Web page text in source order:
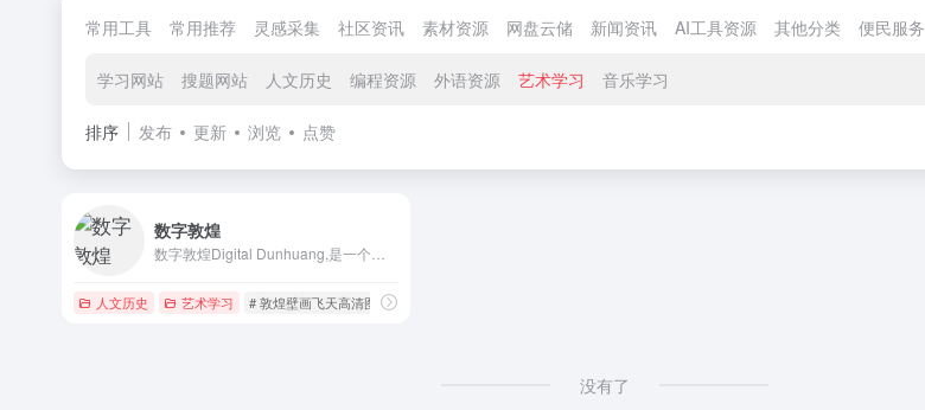
常用工具 常用推荐 灵感采集 社区资讯 素材资源 网盘云储 新闻资讯 AI工具资源 其他分类 便民服务
学习网站 搜题网站 人文历史 编程资源 外语资源 艺术学习 音乐学习
排序 发布 更新 浏览 点赞
数字敦煌
人文历史 艺术学习 # 敦煌壁画飞天高清图 # 敦煌壁画高清图库
没有了